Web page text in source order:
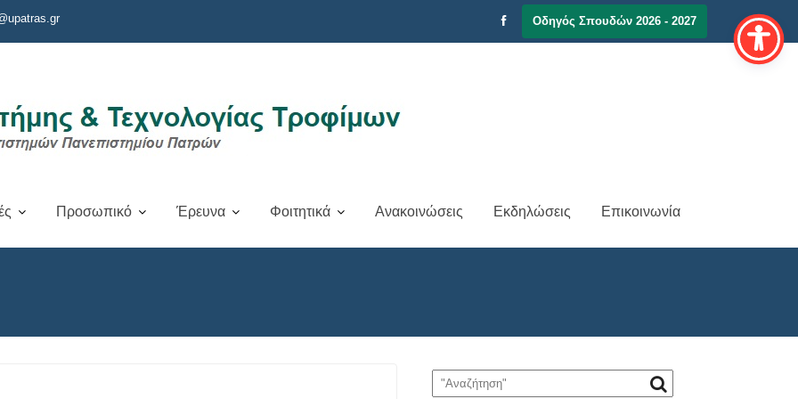
Οδηγός Σπουδών 2026 - 2027
Προσωπικό Έρευνα Φοιτητικά Ανακοινώσεις Εκδηλώσεις Επικοινωνία